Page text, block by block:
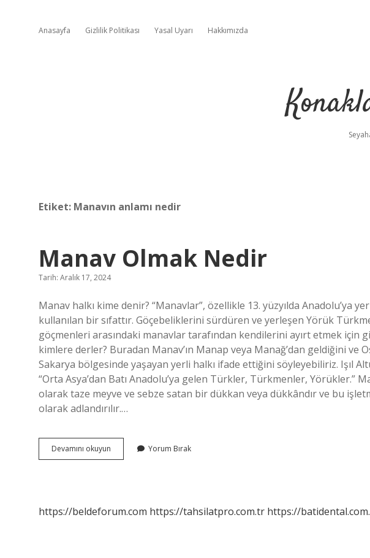
Anasayfa Gizlilik Politikası Yasal Uyarı Hakkımızda
Etiket: Manavın anlamı nedir
Manav Olmak Nedir
Tarih: Aralık 17, 2024
Manav halkı kime denir? “Manavlar”, özellikle 13. yüzyılda Anadolu’ya
kullanılan bir sıfattır. Göçebeliklerini sürdüren ve yerleşen Yörük
göçmenleri arasındaki manavlar tarafından kendilerini ayırt etmek için
kimlere derler? Buradan Manav’ın Manap veya Manağ’dan geldiğini ve
Sakarya bölgesinde yaşayan yerli halkı ifade ettiğini söyleyebiliriz. Işıl
“Orta Asya’dan Batı Anadolu’ya gelen Türkler, Türkmenler, Yörükler.”
olarak taze meyve ve sebze satan bir dükkan veya dükkândır ve bu
olarak adlandırılır.…
Devamını okuyun
Olmak
Yorum Bırak
https://beldeforum.com https://tahsilatpro.com.tr https://